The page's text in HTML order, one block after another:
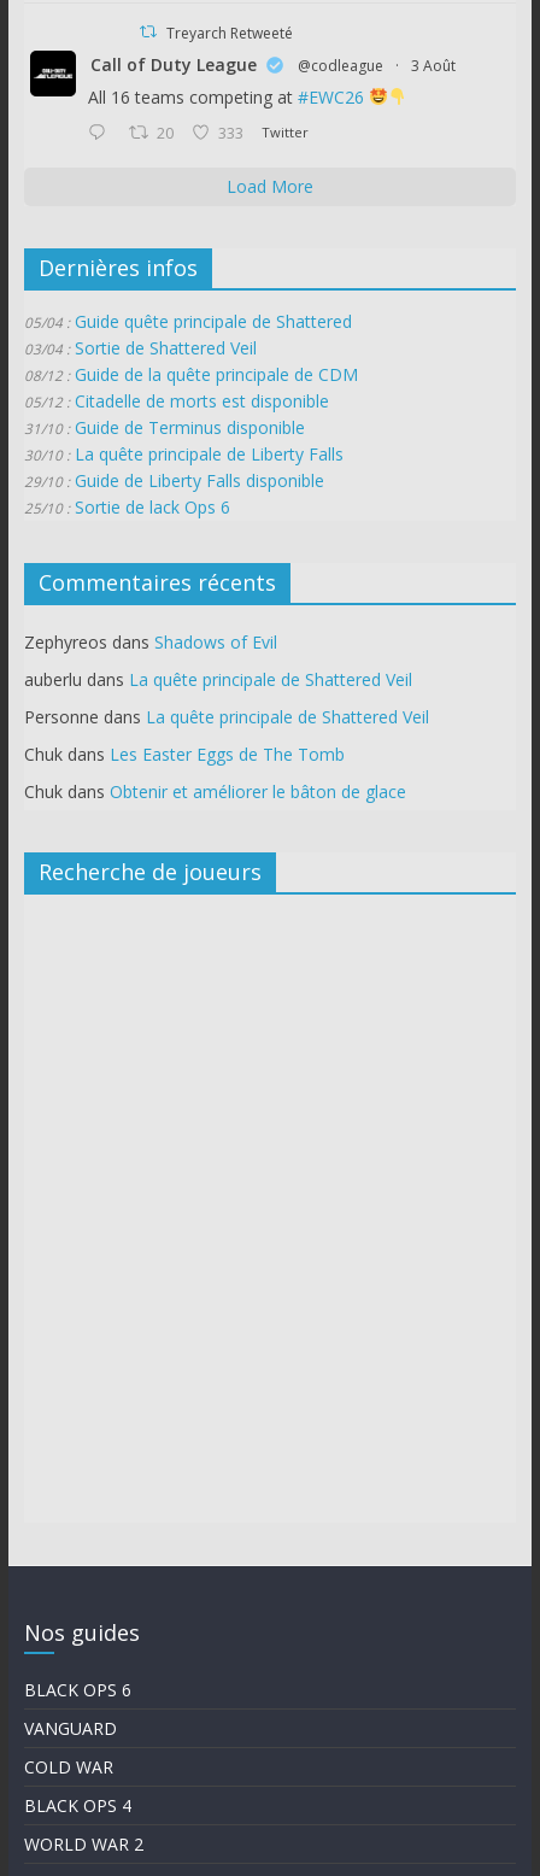
Treyarch Retweeté
Call of Duty League @codleague · 3 Août
All 16 teams competing at #EWC26
20 333 Twitter
Load More
Dernières infos
05/04 : Guide quête principale de Shattered
03/04 : Sortie de Shattered Veil
08/12 : Guide de la quête principale de CDM
05/12 : Citadelle de morts est disponible
31/10 : Guide de Terminus disponible
30/10 : La quête principale de Liberty Falls
29/10 : Guide de Liberty Falls disponible
25/10 : Sortie de lack Ops 6
Commentaires récents
Zephyreos dans Shadows of Evil
auberlu dans La quête principale de Shattered Veil
Personne dans La quête principale de Shattered Veil
Chukdans Les Easter Eggs de The Tomb
Chukdans Obtenir et améliorer le bâton de glace
Recherche de joueurs
Nos guides
BLACK OPS 6
VANGUARD
COLD WAR
BLACK OPS 4
WORLD WAR 2